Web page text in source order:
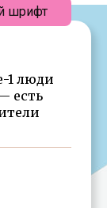
1 люди
есть
шрифт